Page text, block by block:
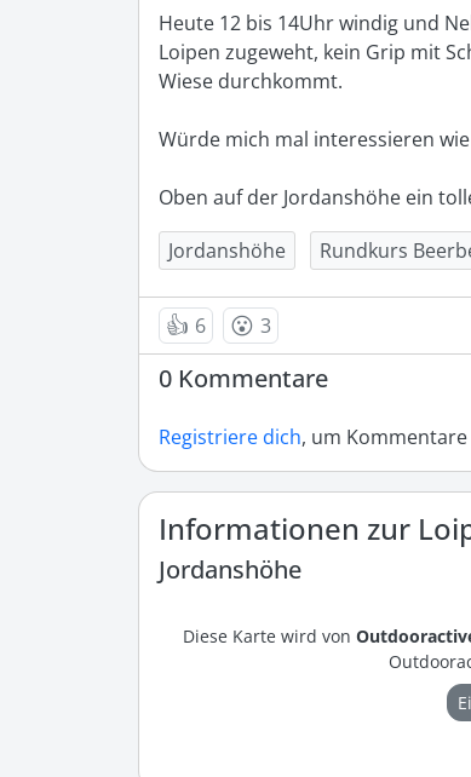
Heute 12 bis 14Uhr windig und
Loipen zugeweht, kein Grip mit
Wiese durchkommt.
Würde mich mal interessieren
Oben auf der Jordanshöhe ein
Jordanshöhe
Rundkurs
👍 6 😮 3
0 Kommentare
Registriere dich, um
Informationen zur
Jordanshöhe
Diese Karte wird von